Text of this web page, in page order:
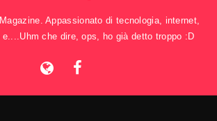
Appassionato di tecnologia, internet,
che dire, ops, ho già detto troppo :D